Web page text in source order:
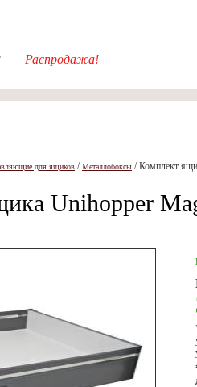
Распродажа!
для ящиков /Металлобоксы /Комплект
Unihopper